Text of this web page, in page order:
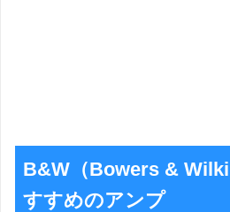
B&W（Bowers &
すすめのアンプ